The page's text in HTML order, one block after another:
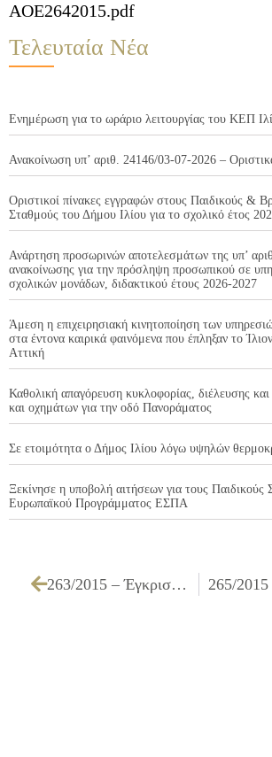
AOE2642015.pdf
Τελευταία Νέα
Ενημέρωση για το ωράριο λειτουργίας του ΚΕΠ
Ανακοίνωση υπ’ αριθ. 24146/03-07-2026 –
Οριστικοί πίνακες εγγραφών στους Παιδικούς &
Σταθμούς του Δήμου Ιλίου για το σχολικό έτος
Ανάρτηση προσωρινών αποτελεσμάτων της υπ’
ανακοίνωσης για την πρόσληψη προσωπικού σε
σχολικών μονάδων, διδακτικού έτους 2026-2027
Άμεση η επιχειρησιακή κινητοποίηση των
στα έντονα καιρικά φαινόμενα που έπληξαν το
Αττική
Καθολική απαγόρευση κυκλοφορίας, διέλευσης
και οχημάτων για την οδό Πανοράματος
Σε ετοιμότητα ο Δήμος Ιλίου λόγω υψηλών
Ξεκίνησε η υποβολή αιτήσεων για τους
Ευρωπαϊκού Προγράμματος ΕΣΠΑ
263/2015 – Έγκριση πίστωσης και τεχνικών προδιαγραφών για την «Προμήθεια γεύματος για το δημοψήφισμα της 5ης Ιουλίου 2015»